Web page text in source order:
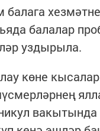
балалар
уздырыла.
көне